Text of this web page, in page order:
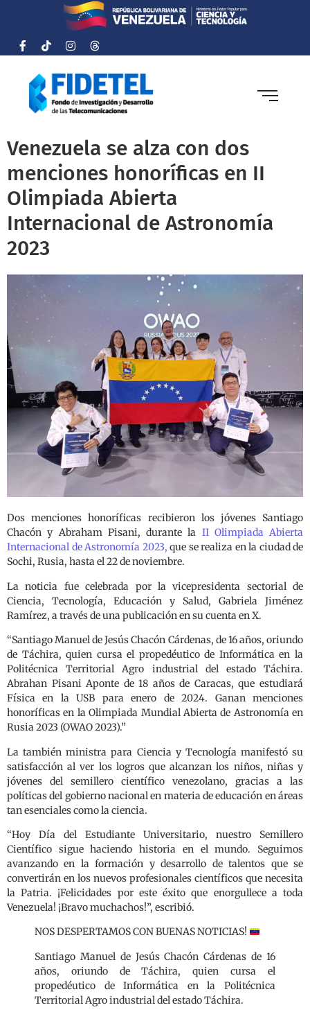
Venezuela se alza con dos
menciones honoríficas en II
Olimpiada Abierta
Internacional de Astronomía
2023
Dos menciones honoríficas recibieron los jóvenes Santiago
Chacón y Abraham Pisani, durante la II Olimpiada Abierta
Internacional de Astronomía 2023, que se realiza en la ciudad de
Sochi, Rusia, hasta el 22 de noviembre.
La noticia fue celebrada por la vicepresidenta sectorial de
Ciencia, Tecnología, Educación y Salud, Gabriela Jiménez
Ramírez, a través de una publicación en su cuenta en X.
“Santiago Manuel de Jesús Chacón Cárdenas, de 16 años, oriundo
de Táchira, quien cursa el propedéutico de Informática en la
Politécnica Territorial Agro industrial del estado Táchira.
Abrahan Pisani Aponte de 18 años de Caracas, que estudiará
Física en la USB para enero de 2024. Ganan menciones
honoríficas en la Olimpiada Mundial Abierta de Astronomía en
Rusia 2023 (OWAO 2023).”
La también ministra para Ciencia y Tecnología manifestó su
satisfacción al ver los logros que alcanzan los niños, niñas y
jóvenes del semillero científico venezolano, gracias a las
políticas del gobierno nacional en materia de educación en áreas
tan esenciales como la ciencia.
“Hoy Día del Estudiante Universitario, nuestro Semillero
Científico sigue haciendo historia en el mundo. Seguimos
avanzando en la formación y desarrollo de talentos que se
convertirán en los nuevos profesionales científicos que necesita
la Patria. ¡Felicidades por este éxito que enorgullece a toda
Venezuela! ¡Bravo muchachos!”, escribió.
NOS DESPERTAMOS CON BUENAS NOTICIAS!
Santiago Manuel de Jesús Chacón Cárdenas de 16
años, oriundo de Táchira, quien cursa el
propedéutico de Informática en la Politécnica
Territorial Agro industrial del estado Táchira.